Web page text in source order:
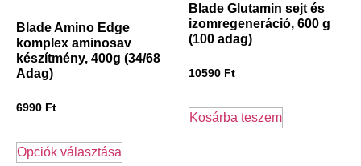
Blade Amino Edge
komplex aminosav
készítmény, 400g (34/68
Adag)
6990 Ft
Opciók választása
Blade Glutamin sejt és
izomregeneráció, 600 g
(100 adag)
10590 Ft
Kosárba teszem